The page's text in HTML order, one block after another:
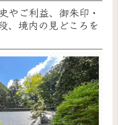
やご利益、御朱印・
、境内の見どころを